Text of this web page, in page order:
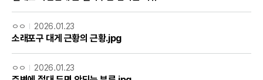
ㅇㅇ 2026.01.23
소래포구 대게 근황의 근황.jpg
ㅇㅇ 2026.01.23